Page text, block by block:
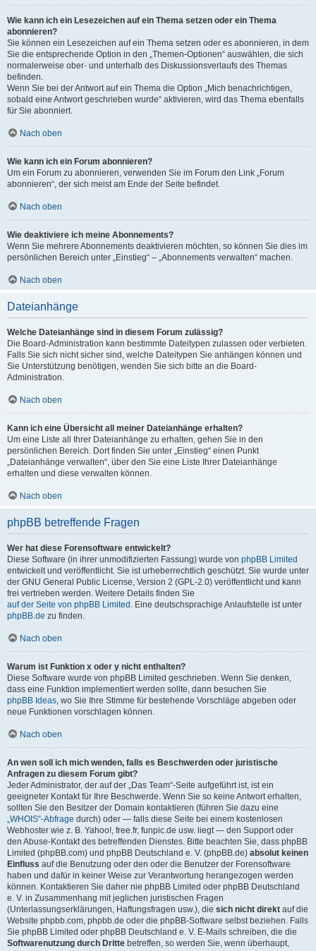
Wie kann ich ein Lesezeichen auf ein Thema setzen oder ein Thema
abonnieren?
Sie können ein Lesezeichen auf ein Thema setzen oder es abonnieren, in dem
Sie die entsprechende Option in den „Themen-Optionen“ auswählen, die sich
normalerweise ober- und unterhalb des Diskussionsverlaufs des Themas
befinden.
Wenn Sie bei der Antwort auf ein Thema die Option „Mich benachrichtigen,
sobald eine Antwort geschrieben wurde“ aktivieren, wird das Thema ebenfalls
für Sie abonniert.
Nach oben
Wie kann ich ein Forum abonnieren?
Um ein Forum zu abonnieren, verwenden Sie im Forum den Link „Forum
abonnieren“, der sich meist am Ende der Seite befindet.
Nach oben
Wie deaktiviere ich meine Abonnements?
Wenn Sie mehrere Abonnements deaktivieren möchten, so können Sie dies im
persönlichen Bereich unter „Einstieg“ – „Abonnements verwalten“ machen.
Nach oben
Dateianhänge
Welche Dateianhänge sind in diesem Forum zulässig?
Die Board-Administration kann bestimmte Dateitypen zulassen oder verbieten.
Falls Sie sich nicht sicher sind, welche Dateitypen Sie anhängen können und
Sie Unterstützung benötigen, wenden Sie sich bitte an die Board-
Administration.
Nach oben
Kann ich eine Übersicht all meiner Dateianhänge erhalten?
Um eine Liste all Ihrer Dateianhänge zu erhalten, gehen Sie in den
persönlichen Bereich. Dort finden Sie unter „Einstieg“ einen Punkt
„Dateianhänge verwalten“, über den Sie eine Liste Ihrer Dateianhänge
erhalten und diese verwalten können.
Nach oben
phpBB betreffende Fragen
Wer hat diese Forensoftware entwickelt?
Diese Software (in ihrer unmodifizierten Fassung) wurde von phpBB Limited
entwickelt und veröffentlicht. Sie ist urheberrechtlich geschützt. Sie wurde unter
der GNU General Public License, Version 2 (GPL-2.0) veröffentlicht und kann
frei vertrieben werden. Weitere Details finden Sie
auf der Seite von phpBB Limited . Eine deutschsprachige Anlaufstelle ist unter
phpBB.de zu finden.
Nach oben
Warum ist Funktion x oder y nicht enthalten?
Diese Software wurde von phpBB Limited geschrieben. Wenn Sie denken,
dass eine Funktion implementiert werden sollte, dann besuchen Sie
phpBB Ideas, wo Sie Ihre Stimme für bestehende Vorschläge abgeben oder
neue Funktionen vorschlagen können.
Nach oben
An wen soll ich mich wenden, falls es Beschwerden oder juristische
Anfragen zu diesem Forum gibt?
Jeder Administrator, der auf der „Das Team“-Seite aufgeführt ist, ist ein
geeigneter Kontakt für Ihre Beschwerde. Wenn Sie so keine Antwort erhalten,
sollten Sie den Besitzer der Domain kontaktieren (führen Sie dazu eine
„WHOIS“-Abfrage durch) oder — falls diese Seite bei einem kostenlosen
Webhoster wie z. B. Yahoo!, free.fr, funpic.de usw. liegt — den Support oder
den Abuse-Kontakt des betreffenden Dienstes. Bitte beachten Sie, dass phpBB
Limited (phpBB.com) und phpBB Deutschland e. V. (phpBB.de) absolut keinen
Einfluss auf die Benutzung oder den oder die Benutzer der Forensoftware
haben und dafür in keiner Weise zur Verantwortung herangezogen werden
können. Kontaktieren Sie daher nie phpBB Limited oder phpBB Deutschland
e. V. in Zusammenhang mit jeglichen juristischen Fragen
(Unterlassungserklärungen, Haftungsfragen usw.), die sich nicht direkt auf die
Website phpbb.com, phpbb.de oder die phpBB-Software selbst beziehen. Falls
Sie phpBB Limited oder phpBB Deutschland e. V. E-Mails schreiben, die die
Softwarenutzung durch Dritte betreffen, so werden Sie, wenn überhaupt,